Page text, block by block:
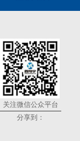
关注微信公众平台
分享到：